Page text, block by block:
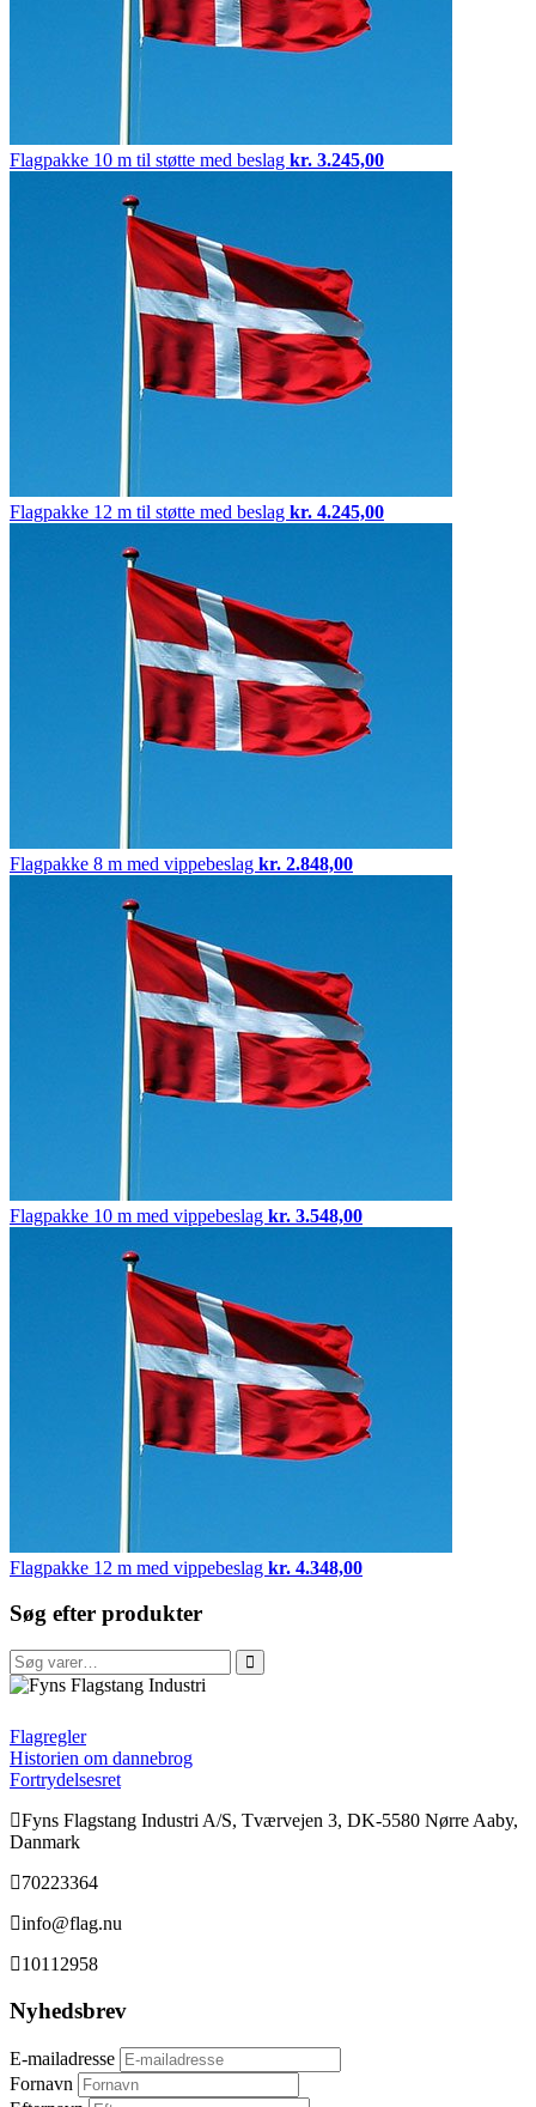
Flagpakke 10 m til støtte med beslag kr. 3.245,00
Flagpakke 12 m til støtte med beslag kr. 4.245,00
Flagpakke 8 m med vippebeslag kr. 2.848,00
Flagpakke 10 m med vippebeslag kr. 3.548,00
Flagpakke 12 m med vippebeslag kr. 4.348,00
Søg efter produkter
Søg
efter:
FFI
Flagregler
Historien om dannebrog
Fortrydelsesret
Fyns Flagstang Industri A/S, Tværvejen 3, DK-5580 Nørre Aaby,
Danmark
70223364
info@flag.nu
10112958
Nyhedsbrev
E-mailadresse
Fornavn